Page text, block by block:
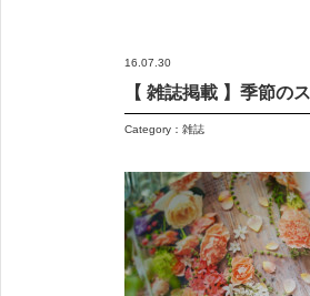
16.07.30
【 雑誌掲載 】季節の
Category： 雑誌